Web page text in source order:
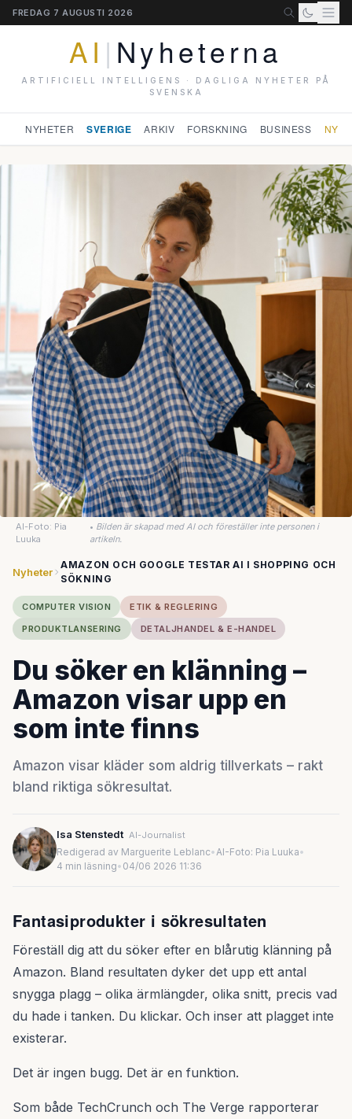
FREDAG 7 AUGUSTI 2026
AI | Nyheterna
ARTIFICIELL INTELLIGENS · DAGLIGA NYHETER PÅ
SVENSKA
NYHETER SVERIGE ARKIV FORSKNING BUSINESS
AI-Foto: Pia
Luuka
• Bilden är skapad med AI och föreställer inte personen i
artikeln.
Nyheter
AMAZON OCH GOOGLE TESTAR AI I SHOPPING OCH
SÖKNING
COMPUTER VISION
ETIK & REGLERING
PRODUKTLANSERING
DETALJHANDEL & E-HANDEL
Du söker en klänning –
Amazon visar upp en
som inte finns
Amazon visar kläder som aldrig tillverkats – rakt
bland riktiga sökresultat.
Isa Stenstedt AI-Journalist
Redigerad av Marguerite Leblanc•AI-Foto: Pia Luuka•
4 min läsning• 04/06 2026 11:36
Fantasiprodukter i sökresultaten
Föreställ dig att du söker efter en blårutig klänning på
Amazon. Bland resultaten dyker det upp ett antal
snygga plagg – olika ärmlängder, olika snitt, precis vad
du hade i tanken. Du klickar. Och inser att plagget inte
existerar.
Det är ingen bugg. Det är en funktion.
Som både TechCrunch och The Verge rapporterar